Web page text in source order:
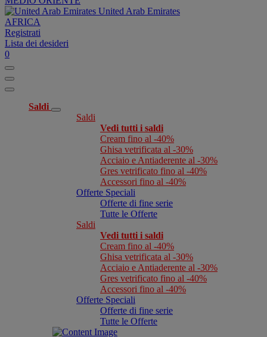
United Arab Emirates
AFRICA
Registrati
Lista dei desideri
0
Saldi
Saldi
Vedi tutti i saldi
Cream fino al -40%
Ghisa vetrificata al -30%
Acciaio e Antiaderente al -30%
Gres vetrificato fino al -40%
Accessori fino al -40%
Offerte Speciali
Offerte di fine serie
Tutte le Offerte
Saldi
Vedi tutti i saldi
Cream fino al -40%
Ghisa vetrificata al -30%
Acciaio e Antiaderente al -30%
Gres vetrificato fino al -40%
Accessori fino al -40%
Offerte Speciali
Offerte di fine serie
Tutte le Offerte